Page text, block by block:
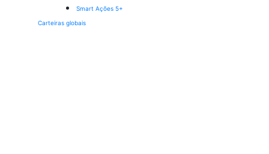
Smart Ações 5+
Carteiras globais